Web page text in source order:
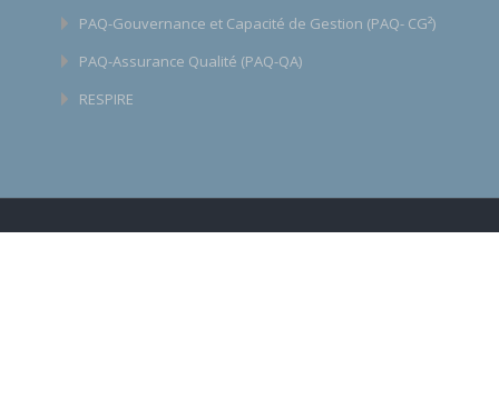
PAQ-Gouvernance et Capacité de Gestion (PAQ- CG²)
PAQ-Assurance Qualité (PAQ-QA)
RESPIRE